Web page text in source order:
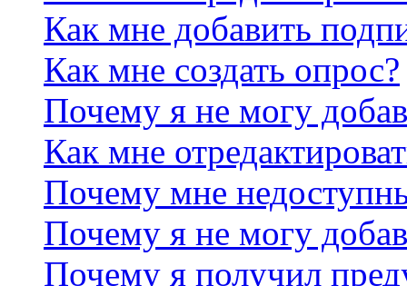
Как мне добавить
Как мне создать опрос?
Почему я не могу
Как мне
Почему мне
Почему я не могу
Почему я получил